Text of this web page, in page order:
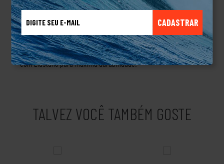
CADASTRAR
elástico interno, garantindo que o boné fique firme mesmo em
condições de vento ou movimento intenso.Especificações
Técnicas:Marca: QuiksilverModelo: Emb Omni SurfPerfil: 6
Painéis estruturadosTecnologia: Flexfit® ou Snapback (verifique
a versão específica disponível)Material: Mistura de Poliéster
com Elastano para máxima durabilidade.
TALVEZ VOCÊ TAMBÉM GOSTE